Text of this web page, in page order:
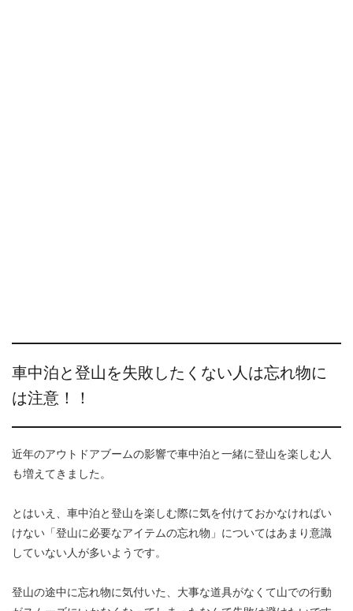
車中泊と登山を失敗したくない人は忘れ物に
は注意！！
近年のアウトドアブームの影響で車中泊と一緒に登山を楽しむ人
も増えてきました。
とはいえ、車中泊と登山を楽しむ際に気を付けておかなければい
けない「登山に必要なアイテムの忘れ物」についてはあまり意識
していない人が多いようです。
登山の途中に忘れ物に気付いた、大事な道具がなくて山での行動